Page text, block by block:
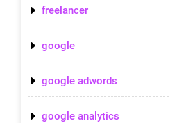
freelancer
google
google adwords
google analytics